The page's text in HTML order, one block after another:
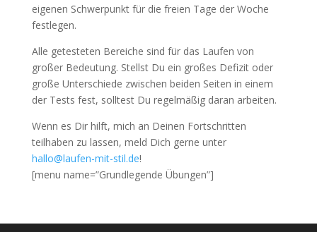
eigenen Schwerpunkt für die freien Tage der Woche
festlegen.
Alle getesteten Bereiche sind für das Laufen von
großer Bedeutung. Stellst Du ein großes Defizit oder
große Unterschiede zwischen beiden Seiten in einem
der Tests fest, solltest Du regelmäßig daran arbeiten.
Wenn es Dir hilft, mich an Deinen Fortschritten
teilhaben zu lassen, meld Dich gerne unter
hallo@laufen-mit-stil.de!
[menu name=”Grundlegende Übungen”]